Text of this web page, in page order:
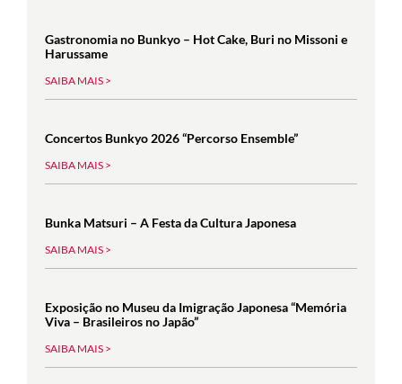
Gastronomia no Bunkyo – Hot Cake, Buri no Missoni e
Harussame
SAIBA MAIS >
Concertos Bunkyo 2026 “Percorso Ensemble”
SAIBA MAIS >
Bunka Matsuri – A Festa da Cultura Japonesa
SAIBA MAIS >
Exposição no Museu da Imigração Japonesa “Memória
Viva – Brasileiros no Japão”
SAIBA MAIS >